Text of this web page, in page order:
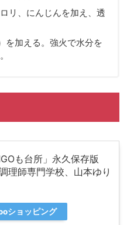
リ、にんじんを加え、透
を加える。強火で水分を
も台所」永久保存版
理師専門学校、山本ゆり
ショッピング